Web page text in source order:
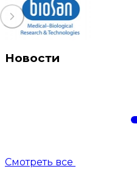
Новости
Смотреть все